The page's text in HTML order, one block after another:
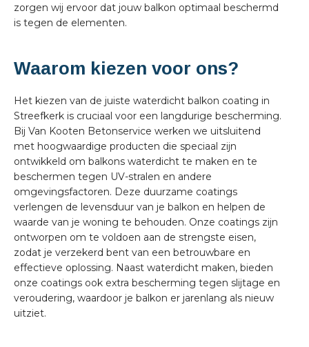
zorgen wij ervoor dat jouw balkon optimaal beschermd
is tegen de elementen.
Waarom kiezen voor ons?
Het kiezen van de juiste waterdicht balkon coating in
Streefkerk is cruciaal voor een langdurige bescherming.
Bij Van Kooten Betonservice werken we uitsluitend
met hoogwaardige producten die speciaal zijn
ontwikkeld om balkons waterdicht te maken en te
beschermen tegen UV-stralen en andere
omgevingsfactoren. Deze duurzame coatings
verlengen de levensduur van je balkon en helpen de
waarde van je woning te behouden. Onze coatings zijn
ontworpen om te voldoen aan de strengste eisen,
zodat je verzekerd bent van een betrouwbare en
effectieve oplossing. Naast waterdicht maken, bieden
onze coatings ook extra bescherming tegen slijtage en
veroudering, waardoor je balkon er jarenlang als nieuw
uitziet.